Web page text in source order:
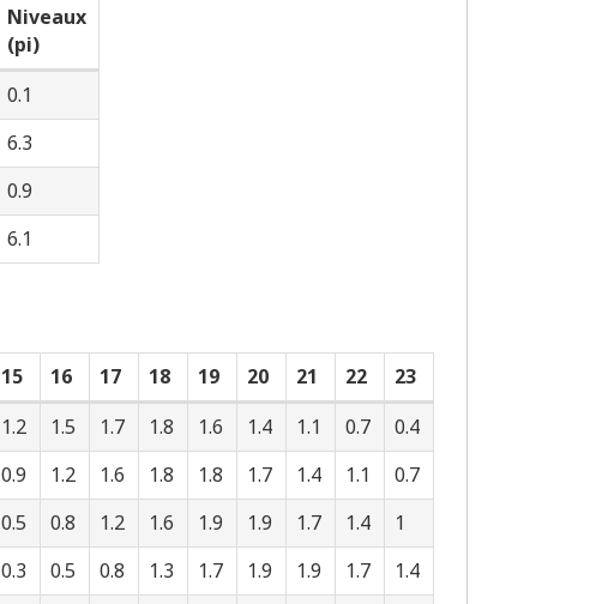
Niveaux
(pi)
0.1
6.3
0.9
6.1
15 16 17 18 19 20 21 22
23
1.2 1.5 1.7 1.8 1.6 1.4 1.1 0.7
0.4
0.9 1.2 1.6 1.8 1.8 1.7 1.4 1.1
0.7
0.5 0.8 1.2 1.6 1.9 1.9 1.7 1.4
1
0.3 0.5 0.8 1.3 1.7 1.9 1.9 1.7
1.4